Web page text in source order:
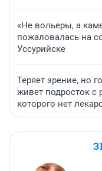
«Не вольеры, а
пожаловалась на
Уссурийске
Теряет зрение, но
живет подросток с
которого нет